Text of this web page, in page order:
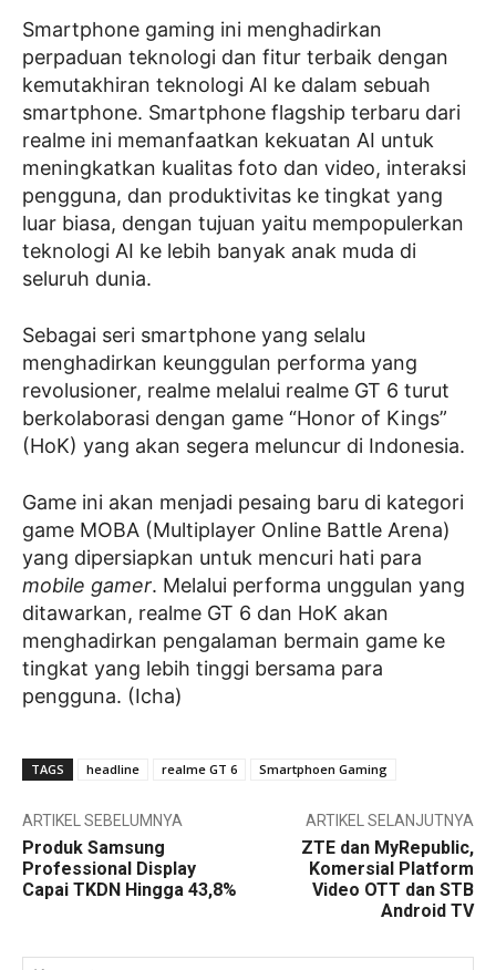
Smartphone gaming ini menghadirkan
perpaduan teknologi dan fitur terbaik dengan
kemutakhiran teknologi AI ke dalam sebuah
smartphone. Smartphone flagship terbaru dari
realme ini memanfaatkan kekuatan AI untuk
meningkatkan kualitas foto dan video, interaksi
pengguna, dan produktivitas ke tingkat yang
luar biasa, dengan tujuan yaitu mempopulerkan
teknologi AI ke lebih banyak anak muda di
seluruh dunia.
Sebagai seri smartphone yang selalu
menghadirkan keunggulan performa yang
revolusioner, realme melalui realme GT 6 turut
berkolaborasi dengan game “Honor of Kings”
(HoK) yang akan segera meluncur di Indonesia.
Game ini akan menjadi pesaing baru di kategori
game MOBA (Multiplayer Online Battle Arena)
yang dipersiapkan untuk mencuri hati para
mobile gamer. Melalui performa unggulan yang
ditawarkan, realme GT 6 dan HoK akan
menghadirkan pengalaman bermain game ke
tingkat yang lebih tinggi bersama para
pengguna. (Icha)
TAGS headline realme GT 6 Smartphoen Gaming
ARTIKEL SEBELUMNYA
Produk Samsung
Professional Display
Capai TKDN Hingga 43,8%
ARTIKEL SELANJUTNYA
ZTE dan MyRepublic,
Komersial Platform
Video OTT dan STB
Android TV